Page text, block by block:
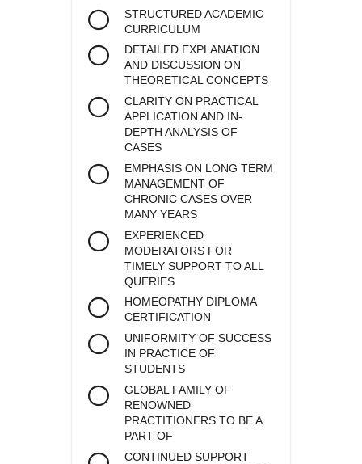
STRUCTURED ACADEMIC
CURRICULUM
DETAILED EXPLANATION
AND DISCUSSION ON
THEORETICAL CONCEPTS
CLARITY ON PRACTICAL
APPLICATION AND IN-
DEPTH ANALYSIS OF
CASES
EMPHASIS ON LONG TERM
MANAGEMENT OF
CHRONIC CASES OVER
MANY YEARS
EXPERIENCED
MODERATORS FOR
TIMELY SUPPORT TO ALL
QUERIES
HOMEOPATHY DIPLOMA
CERTIFICATION
UNIFORMITY OF SUCCESS
IN PRACTICE OF
STUDENTS
GLOBAL FAMILY OF
RENOWNED
PRACTITIONERS TO BE A
PART OF
CONTINUED SUPPORT